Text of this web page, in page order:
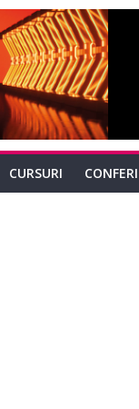
CURSURI